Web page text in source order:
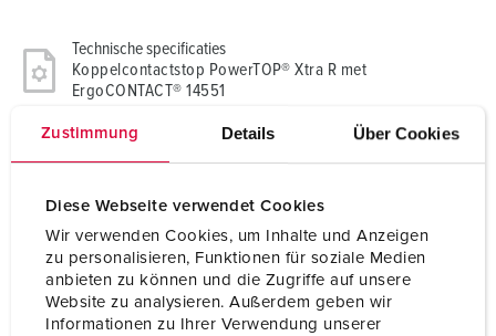
Zustimmung Details Über Cookies
Diese Webseite verwendet Cookies
Wir verwenden Cookies, um Inhalte und Anzeigen
zu personalisieren, Funktionen für soziale Medien
anbieten zu können und die Zugriffe auf unsere
Website zu analysieren. Außerdem geben wir
Informationen zu Ihrer Verwendung unserer
Technische specificaties
Koppelcontactstop PowerTOP® Xtra R met
ErgoCONTACT® 14551
Voltage 230 V
Uurstand 6 h
Hertz 50-60 Hz